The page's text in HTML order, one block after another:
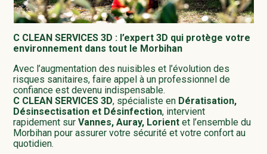
C CLEAN SERVICES 3D : l’expert 3D qui protège votre
environnement dans tout le Morbihan
Avec l’augmentation des nuisibles et l’évolution des
risques sanitaires, faire appel à un professionnel de
confiance est devenu indispensable.
C CLEAN SERVICES 3D, spécialiste en Dératisation,
Désinsectisation et Désinfection, intervient
rapidement surVannes, Auray, Lorient et l’ensemble du
Morbihan pour assurer votre sécurité et votre confort au
quotidien.